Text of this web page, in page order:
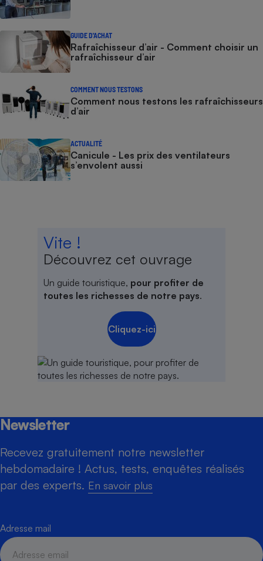
GUIDE D'ACHAT
Rafraîchisseur d’air - Comment choisir un
rafraîchisseur d’air
COMMENT NOUS TESTONS
Comment nous testons les rafraîchisseurs
d’air
ACTUALITÉ
Canicule - Les prix des ventilateurs
s’envolent aussi
Vite !
Découvrez cet ouvrage
Un guide touristique, pour profiter de
toutes les richesses de notre pays.
Cliquez-ici
Newsletter
Recevez gratuitement notre newsletter
hebdomadaire ! Actus, tests, enquêtes réalisés
par des experts. En savoir plus
Adresse mail